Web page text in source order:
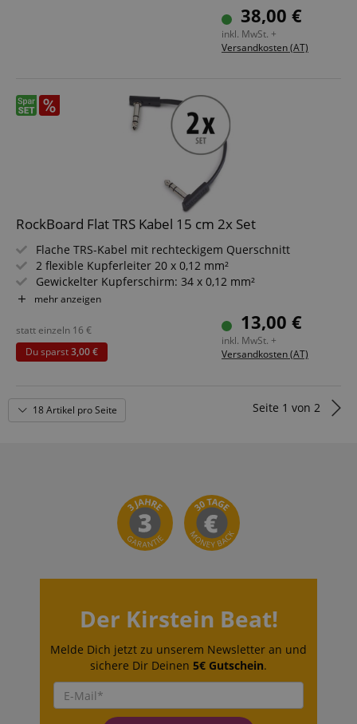
Stabiler Belt Clip zur Befestigung an Gürtel oder
38,00 €
inkl. MwSt. +
Versandkosten (AT)
RockBoard Flat TRS Kabel 15 cm 2x Set
Flache TRS-Kabel mit rechteckigem Querschnitt
2 flexible Kupferleiter 20 x 0,12 mm²
Gewickelter Kupferschirm: 34 x 0,12 mm²
6,3 mm Stereo-Winkel-Klinkenstecker
Schwarz
2 Stück im Sparset
mehr anzeigen
13,00 €
inkl. MwSt. +
Versandkosten (AT)
statt einzeln 16 €
Du sparst3,00 €
18 Artikel pro Seite Seite 1 von 2
Der Kirstein Beat!
Melde Dich jetzt zu unserem Newsletter an und
sichere Dir Deinen 5€ Gutschein.